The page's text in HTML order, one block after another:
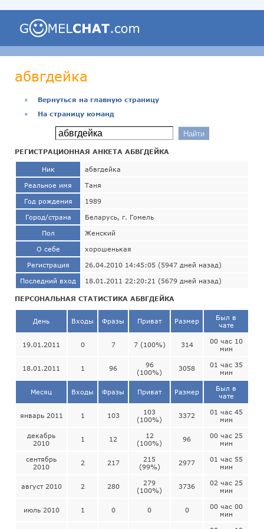
абвгдейка
●
Вернуться на главную страницу
●
На страницу команд
РЕГИСТРАЦИОННАЯ АНКЕТА АБВГДЕЙКА
Ник абвгдейка
Реальное имя Таня
Год рождения 1989
Город/страна Беларусь, г. Гомель
Пол Женский
О себе хорошенькая
Регистрация 26.04.2010 14:45:05 (5947 дней назад)
Последний вход 18.01.2011 22:20:21 (5679 дней назад)
ПЕРСОНАЛЬНАЯ СТАТИСТИКА АБВГДЕЙКА
День Входы Фразы Приват Размер
Был в
чате
19.01.2011 0 7 7 (100%) 314
00 час 10
мин
18.01.2011 1 96
96
(100%)
3058
01 час 35
мин
Месяц Входы Фразы Приват Размер
Был в
чате
январь 2011 1 103
103
(100%)
3372
01 час 45
мин
декабрь
2010
1 12
12
(100%)
96
00 час 25
мин
сентябрь
2010
2 217
215
(99%)
2977
01 час 55
мин
август 2010 2 280
279
(100%)
3736
02 час 25
мин
июль 2010 1 0 0 0
00 час 00
мин